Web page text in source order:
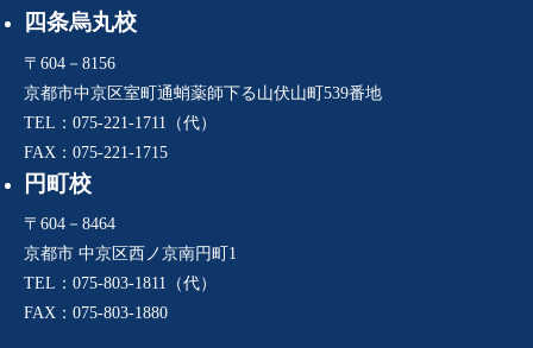
四条烏丸校
〒604－8156
京都市中京区室町通蛸薬師下る山伏山町539番地
TEL：075-221-1711（代）
FAX：075-221-1715
円町校
〒604－8464
京都市 中京区西ノ京南円町1
TEL：075-803-1811（代）
FAX：075-803-1880